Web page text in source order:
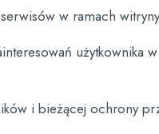
w ramach
użytkownika
i bieżącej ochrony